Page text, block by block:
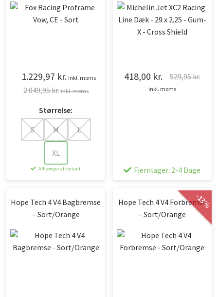
2.049,95kr. inkl. moms
1.229,97 kr. inkl. moms
Størrelse:
S
M L
XL
Afhænger af variant
529,95kr.
Den
418,00 kr.
Den
inkl. moms
Fjernlager: 2-4 Dage
Hope Tech 4 V4 Bagbremse
– Sort/Orange
Hope Tech 4 V4 Forbremse
– Sort/Orange
-
13
%